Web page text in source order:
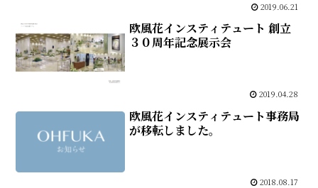
2019.06.21
欧風花インスティテュート 創立
３０周年記念展示会
2019.04.28
欧風花インスティテュート事務局
が移転しました。
2018.08.17